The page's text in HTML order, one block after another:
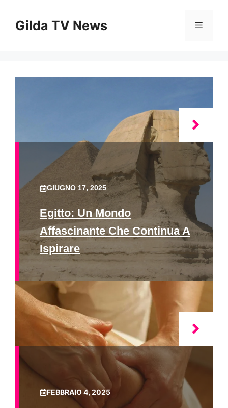
contenuto
Gilda TV News Menu
GIUGNO 17, 2025
Egitto: Un Mondo
Affascinante Che Continua A
Ispirare
FEBBRAIO 4, 2025